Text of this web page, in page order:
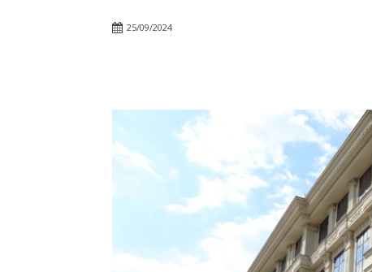
25/09/2024